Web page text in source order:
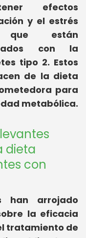
efectos
y el estrés
que están
con la
tipo 2. Estos
de la dieta
para
metabólica.
dieta
con
han arrojado
la eficacia
tratamiento de